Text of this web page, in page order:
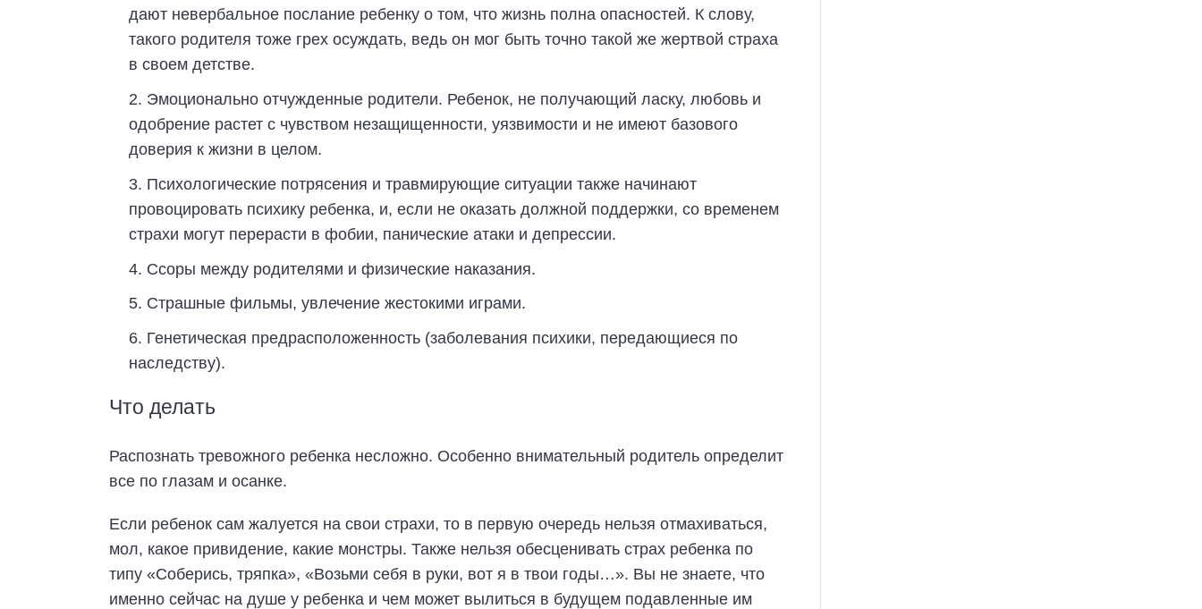
дают невербальное послание ребенку о том, что жизнь полна опасностей. К слову,
такого родителя тоже грех осуждать, ведь он мог быть точно такой же жертвой страха
в своем детстве.
Эмоционально отчужденные родители. Ребенок, не получающий ласку, любовь и
одобрение растет с чувством незащищенности, уязвимости и не имеют базового
доверия к жизни в целом.
Психологические потрясения и травмирующие ситуации также начинают
провоцировать психику ребенка, и, если не оказать должной поддержки, со временем
страхи могут перерасти в фобии, панические атаки и депрессии.
Ссоры между родителями и физические наказания.
Страшные фильмы, увлечение жестокими играми.
Генетическая предрасположенность (заболевания психики, передающиеся по
наследству).
Что делать
Распознать тревожного ребенка несложно. Особенно внимательный родитель определит
все по глазам и осанке.
Если ребенок сам жалуется на свои страхи, то в первую очередь нельзя отмахиваться,
мол, какое привидение, какие монстры. Также нельзя обесценивать страх ребенка по
типу «Соберись, тряпка», «Возьми себя в руки, вот я в твои годы…». Вы не знаете, что
именно сейчас на душе у ребенка и чем может вылиться в будущем подавленные им